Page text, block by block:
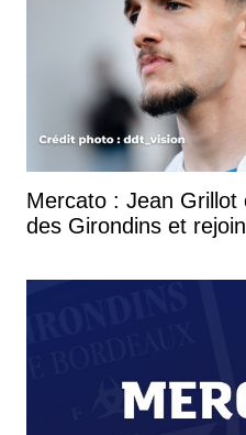
Mercato : Jean Grillot
des Girondins et